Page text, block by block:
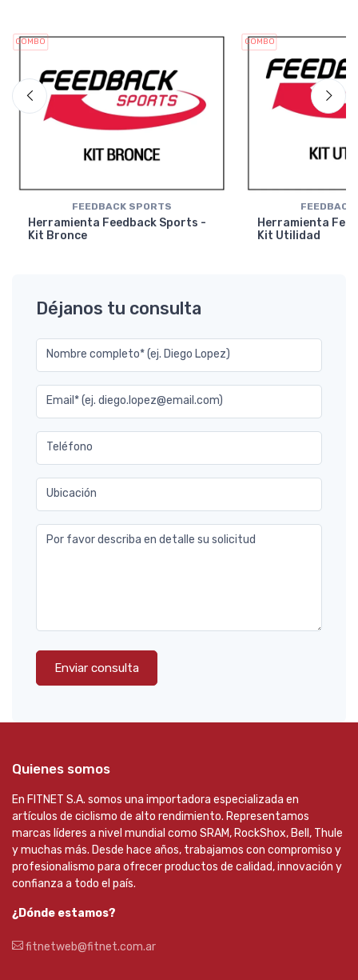
COMBO
FEEDBACK SPORTS
Herramienta Feedback Sports -
Kit Bronce
COMBO
Herramienta
Kit Utilidad
Déjanos tu consulta
Nombre completo* (ej. Diego Lopez)
Email* (ej. diego.lopez@email.com)
Teléfono
Ubicación
Por favor describa en detalle su solicitud
Enviar consulta
Quienes somos
En FITNET S.A. somos una importadora especializada en
artículos de ciclismo de alto rendimiento. Representamos
marcas líderes a nivel mundial como SRAM, RockShox, Bell, Thule
y muchas más. Desde hace años, trabajamos con compromiso y
profesionalismo para ofrecer productos de calidad, innovación y
confianza a todo el país.
¿Dónde estamos?
fitnetweb@fitnet.com.ar